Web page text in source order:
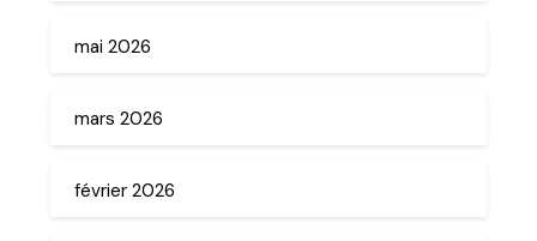
mai 2026
mars 2026
février 2026